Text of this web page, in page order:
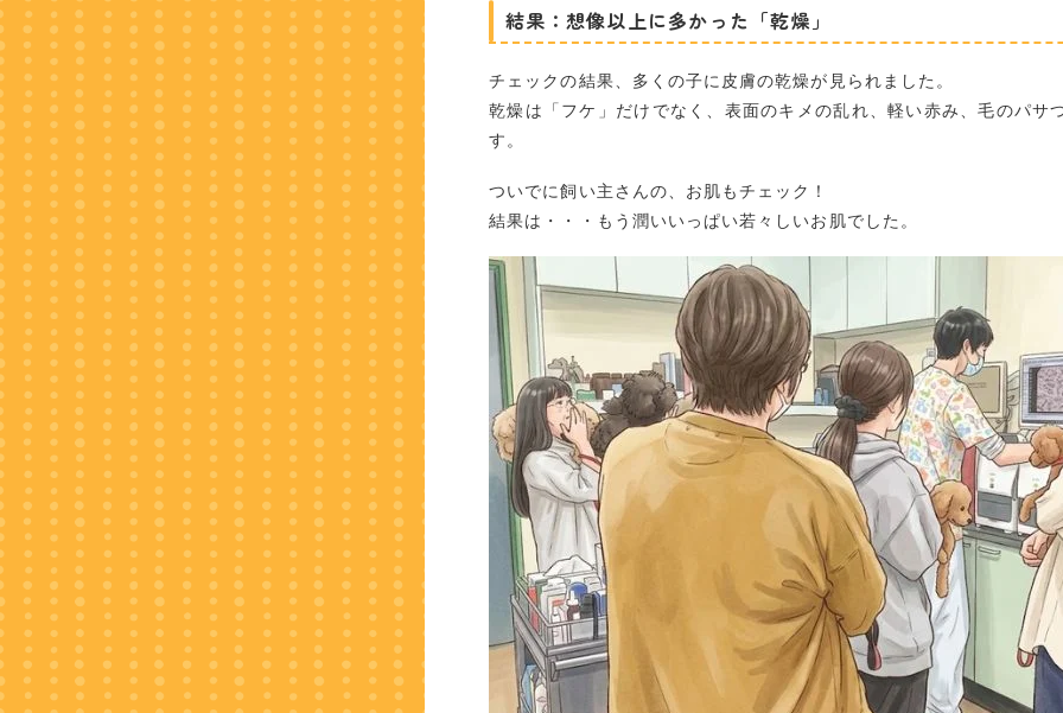
結果：想像以上に多かった「乾燥」
チェックの結果、多くの子に皮膚の乾燥が見られました。
乾燥は「フケ」だけでなく、表面のキメの乱れ、軽い赤み、毛のパ
す。
ついでに飼い主さんの、お肌もチェック！
結果は・・・もう潤いいっぱい若々しいお肌でした。